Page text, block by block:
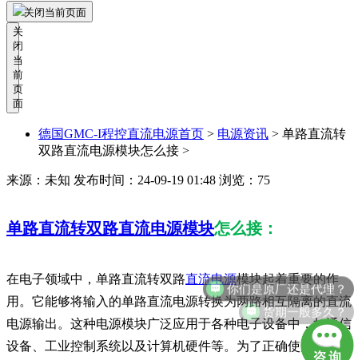
关闭当前页面
关
闭
当
前
页
面
德国GMC-I程控直流电源首页 > 电源资讯 > 单路直流转
双路直流电源模块怎么接 >
来源：未知 发布时间：24-09-19 01:48 浏览：75
单路直流转双路直流电源模块怎么接：
在电子领域中，单路直流转双路直流电源模块起着重要的作
用。它能够将输入的单路直流电源转换为两路相互隔离的直流
电源输出。这种电源模块广泛应用于各种电子设备中，如通信
设备、工业控制系统以及计算机硬件等。为了正确使用和接线
你们是原厂还是代理？
货期一般多久？